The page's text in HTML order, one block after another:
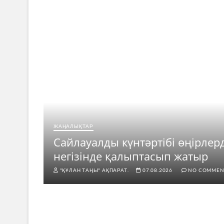
ЖАҢАЛЫҚТАР
Сайлауалды күнтәртібі
негізінде қалыптасып жатыр
"ҚҰЛАН ТАҢЫ" АҚПАРАТ. 07.08.2026 NO